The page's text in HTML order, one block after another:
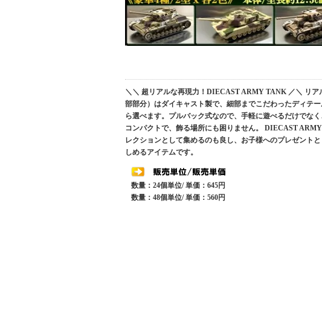
＼＼ 超リアルな再現力！DIECAST ARMY TANK ／＼ リ
部部分）はダイキャスト製で、細部までこだわったディテ
ら選べます。プルバック式なので、手軽に遊べるだけでな
コンパクトで、飾る場所にも困りません。 DIECAST
レクションとして集めるのも良し、お子様へのプレゼント
しめるアイテムです。
数量：24個単位/ 単価：645円
数量：48個単位/ 単価：560円